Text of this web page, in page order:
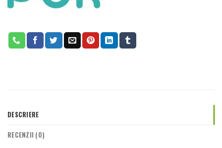
DESCRIERE
RECENZII (0)